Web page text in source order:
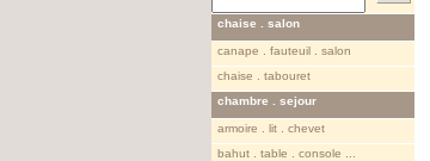
chaise . salon
canape . fauteuil . salon
chaise . tabouret
chambre . sejour
armoire . lit . chevet
bahut . table . console ...